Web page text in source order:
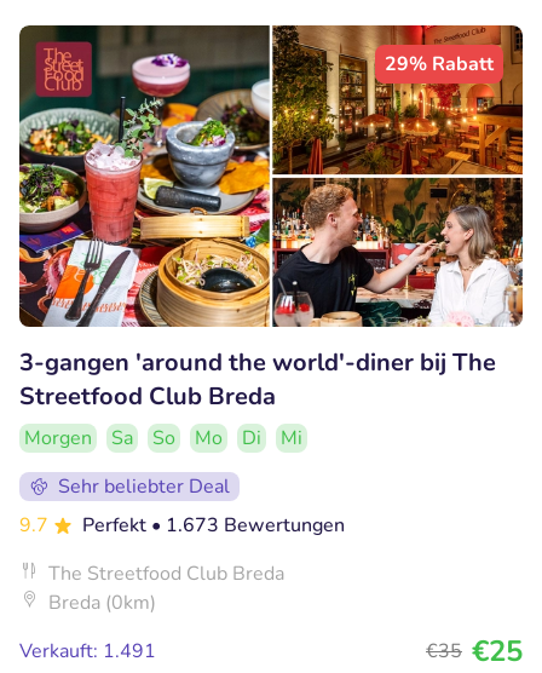
29% Rabatt
3-gangen 'around the world'-diner bij The
Streetfood Club Breda
Morgen Sa So Mo Di
Mi
Sehr beliebter Deal
9.7
Perfekt • 1.673 Bewertungen
The Streetfood Club Breda
Breda (0km)
Verkauft: 1.491
€35 €25